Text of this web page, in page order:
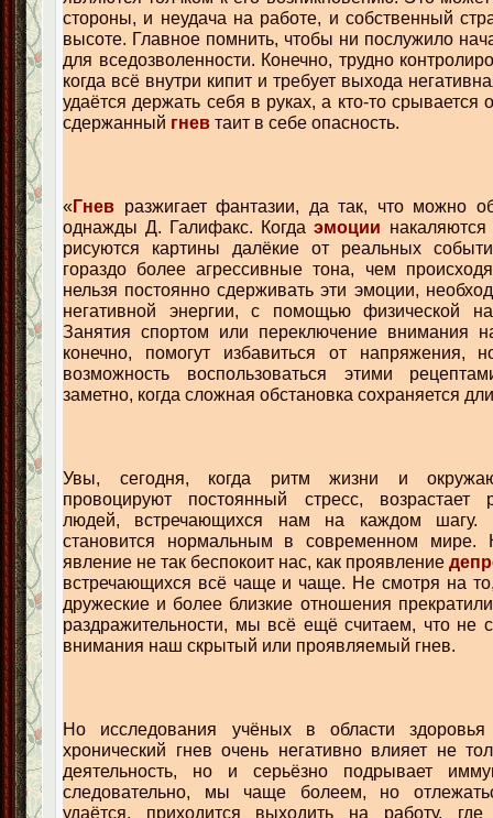
стороны, и неудача на работе, и собственный
высоте. Главное помнить, чтобы ни послужило
для вседозволенности. Конечно, трудно
когда всё внутри кипит и требует выхода
удаётся держать себя в руках, а кто-то срывается
сдержанный гнев таит в себе опасность.
«Гнев разжигает фантазии, да так, что можно
однажды Д. Галифакс. Когдаэмоции
рисуются картины далёкие от реальных
гораздо более агрессивные тона, чем
нельзя постоянно сдерживать эти эмоции,
негативной энергии, с помощью физической
Занятия спортом или переключение внимания
конечно, помогут избавиться от напряжения,
возможность воспользоваться этими
заметно, когда сложная обстановка сохраняется
Увы, сегодня, когда ритм жизни и
провоцируют постоянный стресс, возрастает
людей, встречающихся нам на каждом шагу.
становится нормальным в современном мире.
явление не так беспокоит нас, как проявление
встречающихся всё чаще и чаще. Не смотря на
дружеские и более близкие отношения
раздражительности, мы всё ещё считаем, что не
внимания наш скрытый или проявляемый гнев.
Но исследования учёных в области
хронический гнев очень негативно влияет не
деятельность, но и серьёзно подрывает
следовательно, мы чаще болеем, но
удаётся, приходится выходить на работу, где